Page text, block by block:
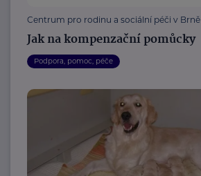
Centrum pro rodinu a sociální péči v Brně
Jak na kompenzační pomůcky
Podpora, pomoc, péče